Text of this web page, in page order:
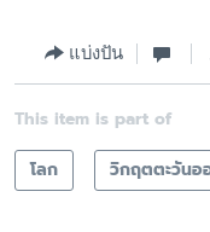
แบ่งปัน
This item is part of
โลก
วิกฤตตะวันอ